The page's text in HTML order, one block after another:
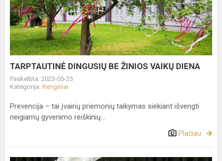
BE
ŽINIOS
VAIKŲ
DIENA
TARPTAUTINĖ DINGUSIŲ BE ŽINIOS VAIKŲ DIENA
Paskelbta: 2023-05-25
Kategorija: Renginiai
Prevencija – tai įvairių priemonių taikymas siekiant išvengti
neigiamų gyvenimo reiškinių...
Plačiau